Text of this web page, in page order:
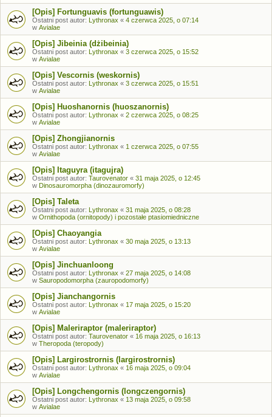
[Opis] Fortunguavis (fortunguawis)
Ostatni post autor: Lythronax « 4 czerwca 2025, o 07:14
w Avialae
[Opis] Jibeinia (dżibeinia)
Ostatni post autor: Lythronax « 3 czerwca 2025, o 15:52
w Avialae
[Opis] Vescornis (weskornis)
Ostatni post autor: Lythronax « 3 czerwca 2025, o 15:51
w Avialae
[Opis] Huoshanornis (huoszanornis)
Ostatni post autor: Lythronax « 2 czerwca 2025, o 08:25
w Avialae
[Opis] Zhongjianornis
Ostatni post autor: Lythronax « 1 czerwca 2025, o 07:55
w Avialae
[Opis] Itaguyra (itagujra)
Ostatni post autor: Taurovenator « 31 maja 2025, o 12:45
w Dinosauromorpha (dinozauromorfy)
[Opis] Taleta
Ostatni post autor: Lythronax « 31 maja 2025, o 08:28
w Ornithopoda (ornitopody) i pozostałe ptasiomiedniczne
[Opis] Chaoyangia
Ostatni post autor: Lythronax « 30 maja 2025, o 13:13
w Avialae
[Opis] Jinchuanloong
Ostatni post autor: Lythronax « 27 maja 2025, o 14:08
w Sauropodomorpha (zauropodomorfy)
[Opis] Jianchangornis
Ostatni post autor: Lythronax « 17 maja 2025, o 15:20
w Avialae
[Opis] Maleriraptor (maleriraptor)
Ostatni post autor: Taurovenator « 16 maja 2025, o 16:13
w Theropoda (teropody)
[Opis] Largirostrornis (largirostrornis)
Ostatni post autor: Lythronax « 16 maja 2025, o 09:04
w Avialae
[Opis] Longchengornis (longczengornis)
Ostatni post autor: Lythronax « 13 maja 2025, o 09:58
w Avialae